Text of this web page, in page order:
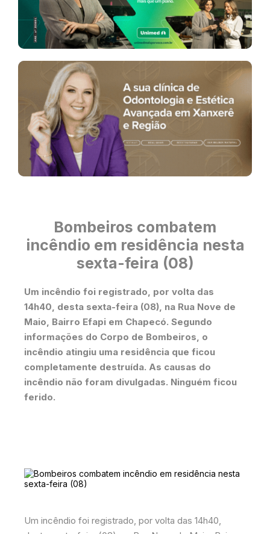
Bombeiros combatem
incêndio em residência nesta
sexta-feira (08)
Um incêndio foi registrado, por volta das
14h40, desta sexta-feira (08), na Rua Nove de
Maio, Bairro Efapi em Chapecó. Segundo
informações do Corpo de Bombeiros, o
incêndio atingiu uma residência que ficou
completamente destruída. As causas do
incêndio não foram divulgadas. Ninguém ficou
ferido.
Um incêndio foi registrado, por volta das 14h40,